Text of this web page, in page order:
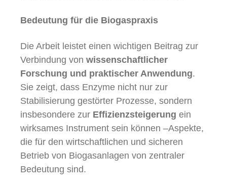
Bedeutung für die Biogaspraxis
Die Arbeit leistet einen wichtigen Beitrag zur
Verbindung von wissenschaftlicher
Forschung und praktischer Anwendung.
Sie zeigt, dass Enzyme nicht nur zur
Stabilisierung gestörter Prozesse, sondern
insbesondere zur Effizienzsteigerung ein
wirksames Instrument sein können –Aspekte,
die für den wirtschaftlichen und sicheren
Betrieb von Biogasanlagen von zentraler
Bedeutung sind.